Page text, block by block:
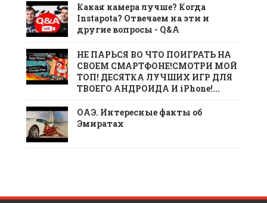
Какая камера лучше? Когда
Instapota? Отвечаем на эти и
другие вопросы - Q&A
НЕ ПАРЬСЯ ВО ЧТО ПОИГРАТЬ НА
СВОЕМ СМАРТФОНЕ!СМОТРИ МОЙ
ТОП! ДЕСЯТКА ЛУЧШИХ ИГР ДЛЯ
ТВОЕГО АНДРОИДА И iPhone!...
ОАЭ. Интересные факты об
Эмиратах